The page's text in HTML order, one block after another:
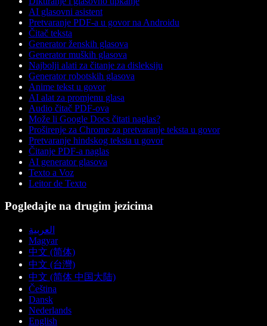
AI glasovni asistent
Pretvaranje PDF-a u govor na Androidu
Čitač teksta
Generator ženskih glasova
Generator muških glasova
Najbolji alati za čitanje za disleksiju
Generator robotskih glasova
Anime tekst u govor
AI alat za promjenu glasa
Audio čitač PDF-ova
Može li Google Docs čitati naglas?
Proširenje za Chrome za pretvaranje teksta u govor
Pretvaranje hindskog teksta u govor
Čitanje PDF-a naglas
AI generator glasova
Texto a Voz
Leitor de Texto
Pogledajte na drugim jezicima
العربية
Magyar
中文 (简体)
中文 (台灣)
中文 (简体 中国大陆)
Čeština
Dansk
Nederlands
English